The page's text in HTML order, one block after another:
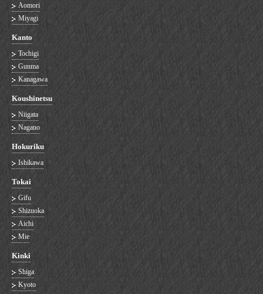
Aomori
Miyagi
Kanto
Tochigi
Gunma
Kanagawa
Koushinetsu
Niigata
Nagano
Hokuriku
Ishikawa
Tokai
Gifu
Shizuoka
Aichi
Mie
Kinki
Shiga
Kyoto